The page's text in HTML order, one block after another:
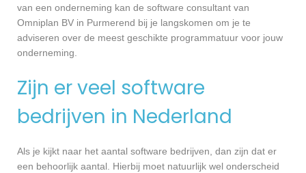
van een onderneming kan de software consultant van
Omniplan BV in Purmerend bij je langskomen om je te
adviseren over de meest geschikte programmatuur voor jouw
onderneming.
Zijn er veel software
bedrijven in Nederland
Als je kijkt naar het aantal software bedrijven, dan zijn dat er
een behoorlijk aantal. Hierbij moet natuurlijk wel onderscheid